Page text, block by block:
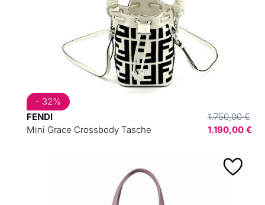
FENDI
Mini Grace Crossbody Tasche
1.750,00 €
1.190,00 €
- 32%